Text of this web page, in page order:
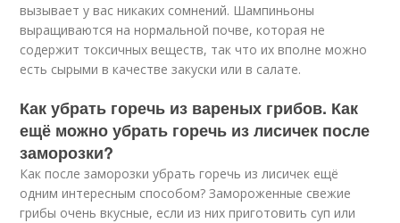
вызывает у вас никаких сомнений. Шампиньоны
выращиваются на нормальной почве, которая не
содержит токсичных веществ, так что их вполне можно
есть сырыми в качестве закуски или в салате.
Как убрать горечь из вареных грибов. Как
ещё можно убрать горечь из лисичек после
заморозки?
Как после заморозки убрать горечь из лисичек ещё
одним интересным способом? Замороженные свежие
грибы очень вкусные, если из них приготовить суп или